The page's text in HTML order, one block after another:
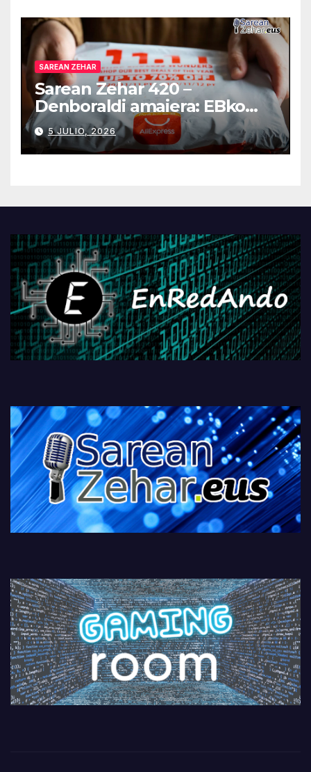
SAREAN ZEHAR
Sarean Zehar 420 –
Denboraldi amaiera: EBko
muga-zerga berriak
AliExpressi, AEBetako AAren
kontrola, Googleri behin
PlayStationeko bideojoko
5 JULIO, 2026